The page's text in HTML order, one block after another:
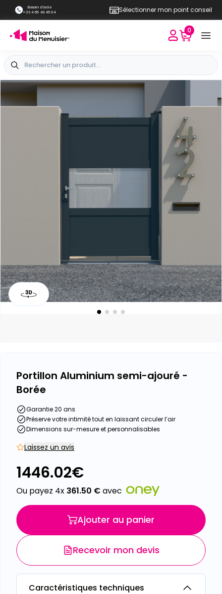
Besoin d'aide
+33 4 65 40 45 04
Sélectionner mon point conseil
0
Portillon Aluminium semi-ajouré -
Borée
Garantie 20 ans
Préserve votre intimité tout en laissant circuler l’air
Dimensions sur-mesure et personnalisables
Laissez un avis
1446.02€
Ou payez 4x 361.50 € avec
Ajouter au panier
Recevoir mon devis
Caractéristiques techniques